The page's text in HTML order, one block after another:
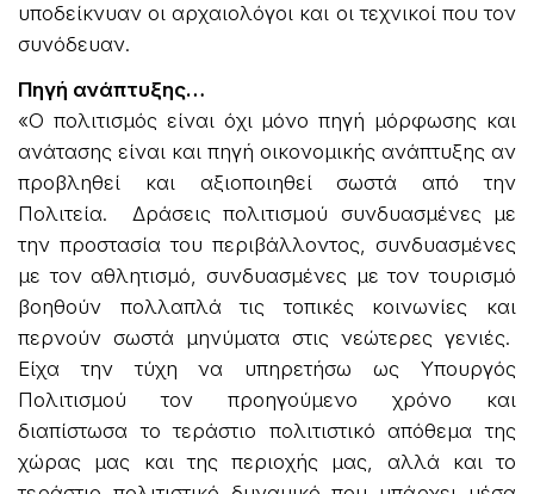
υποδείκνυαν οι αρχαιολόγοι και οι τεχνικοί που τον
συνόδευαν.
Πηγή ανάπτυξης…
«Ο πολιτισμός είναι όχι μόνο πηγή μόρφωσης και
ανάτασης είναι και πηγή οικονομικής ανάπτυξης αν
προβληθεί και αξιοποιηθεί σωστά από την
Πολιτεία. Δράσεις πολιτισμού συνδυασμένες με
την προστασία του περιβάλλοντος, συνδυασμένες
με τον αθλητισμό, συνδυασμένες με τον τουρισμό
βοηθούν πολλαπλά τις τοπικές κοινωνίες και
περνούν σωστά μηνύματα στις νεώτερες γενιές.
Είχα την τύχη να υπηρετήσω ως Υπουργός
Πολιτισμού τον προηγούμενο χρόνο και
διαπίστωσα το τεράστιο πολιτιστικό απόθεμα της
χώρας μας και της περιοχής μας, αλλά και το